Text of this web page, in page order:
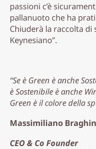
passioni c’è
pallanuoto che ha
Chiuderà la raccolta
Keynesiano”.
“Se è Green è anche
è Sostenibile è anche
Green è il colore della
Massimiliano Braghin
CEO & Co Founder